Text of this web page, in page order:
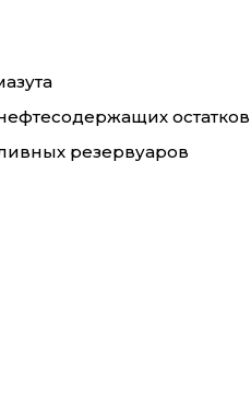
остатков
резервуаров